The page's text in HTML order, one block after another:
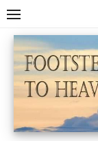
Skip
content